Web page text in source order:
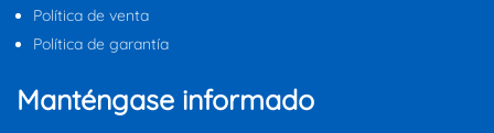
Política de venta
Política de garantía
Manténgase informado